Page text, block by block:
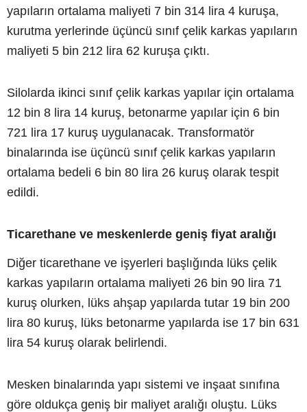
yapıların ortalama maliyeti 7 bin 314 lira 4 kuruşa,
kurutma yerlerinde üçüncü sınıf çelik karkas yapıların
maliyeti 5 bin 212 lira 62 kuruşa çıktı.
Silolarda ikinci sınıf çelik karkas yapılar için ortalama
12 bin 8 lira 14 kuruş, betonarme yapılar için 6 bin
721 lira 17 kuruş uygulanacak. Transformatör
binalarında ise üçüncü sınıf çelik karkas yapıların
ortalama bedeli 6 bin 80 lira 26 kuruş olarak tespit
edildi.
Ticarethane ve meskenlerde geniş fiyat aralığı
Diğer ticarethane ve işyerleri başlığında lüks çelik
karkas yapıların ortalama maliyeti 26 bin 90 lira 71
kuruş olurken, lüks ahşap yapılarda tutar 19 bin 200
lira 80 kuruş, lüks betonarme yapılarda ise 17 bin 631
lira 54 kuruş olarak belirlendi.
Mesken binalarında yapı sistemi ve inşaat sınıfına
göre oldukça geniş bir maliyet aralığı oluştu. Lüks